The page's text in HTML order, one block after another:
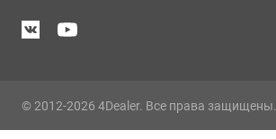
© 2012-2026 4Dealer. Все права защищены.